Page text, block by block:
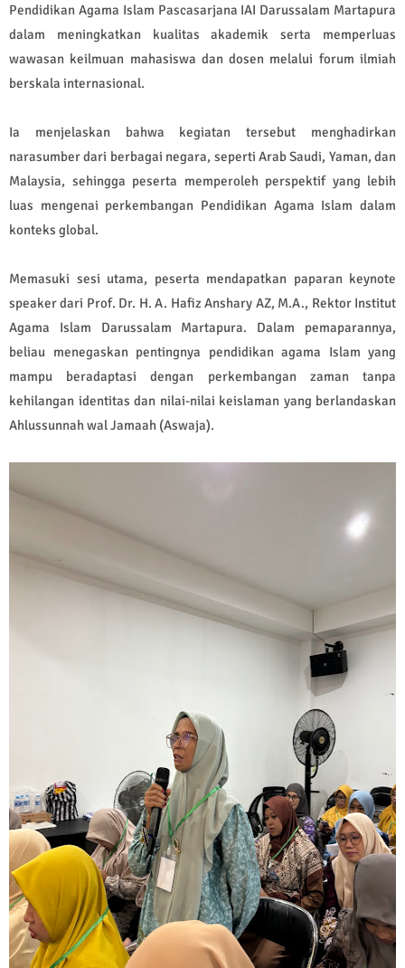
Pendidikan Agama Islam Pascasarjana IAI Darussalam Martapura
dalam meningkatkan kualitas akademik serta memperluas
wawasan keilmuan mahasiswa dan dosen melalui forum ilmiah
berskala internasional.
Ia menjelaskan bahwa kegiatan tersebut menghadirkan
narasumber dari berbagai negara, seperti Arab Saudi, Yaman, dan
Malaysia, sehingga peserta memperoleh perspektif yang lebih
luas mengenai perkembangan Pendidikan Agama Islam dalam
konteks global.
Memasuki sesi utama, peserta mendapatkan paparan keynote
speaker dari Prof. Dr. H. A. Hafiz Anshary AZ, M.A., Rektor Institut
Agama Islam Darussalam Martapura. Dalam pemaparannya,
beliau menegaskan pentingnya pendidikan agama Islam yang
mampu beradaptasi dengan perkembangan zaman tanpa
kehilangan identitas dan nilai-nilai keislaman yang berlandaskan
Ahlussunnah wal Jamaah (Aswaja).